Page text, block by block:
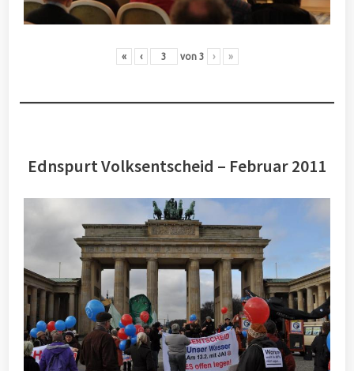
« ‹ von 3 › »
Ednspurt Volksentscheid – Februar 2011